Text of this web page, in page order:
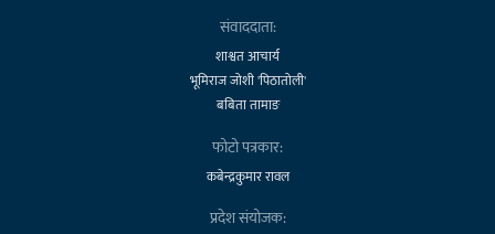
संवाददाता:
शाश्वत आचार्य
भूमिराज जोशी 'पिठातोली'
बबिता तामाङ
फोटो पत्रकार:
कबेन्द्रकुमार रावल
प्रदेश संयोजक: